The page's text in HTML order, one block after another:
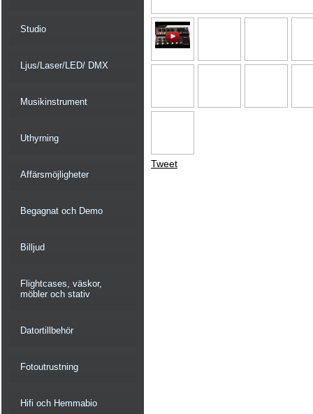
Studio
Ljus/Laser/LED/ DMX
Musikinstrument
Uthyrning
Affärsmöjligheter
Begagnat och Demo
Billjud
Flightcases, väskor,
möbler och stativ
Datortillbehör
Fotoutrustning
Hifi och Hemmabio
Tweet